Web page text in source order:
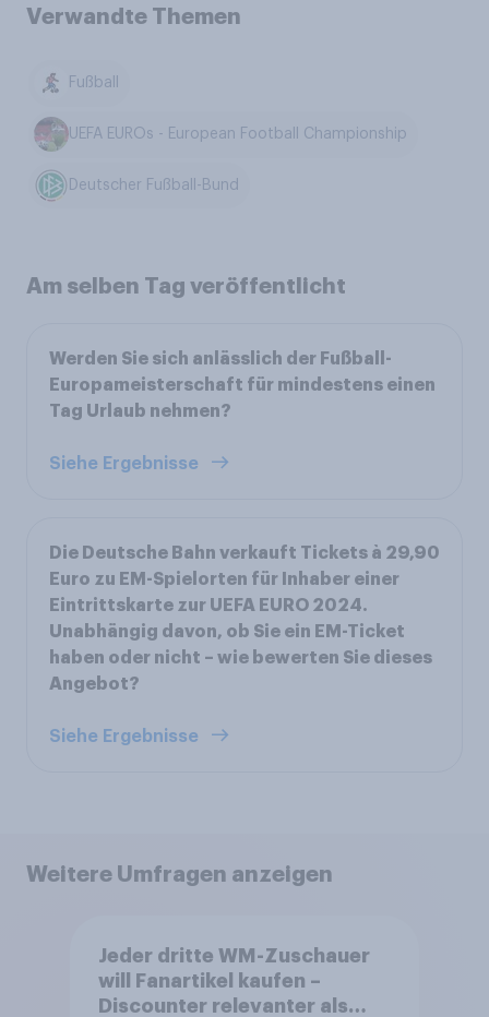
Verwandte Themen
Fußball
UEFA EUROs - European Football Championship
Deutscher Fußball-Bund
Am selben Tag veröffentlicht
Werden Sie sich anlässlich der Fußball-
Europameisterschaft für mindestens einen
Tag Urlaub nehmen?
Siehe Ergebnisse
Die Deutsche Bahn verkauft Tickets à 29,90
Euro zu EM-Spielorten für Inhaber einer
Eintrittskarte zur UEFA EURO 2024.
Unabhängig davon, ob Sie ein EM-Ticket
haben oder nicht – wie bewerten Sie dieses
Angebot?
Siehe Ergebnisse
Weitere Umfragen anzeigen
Jeder dritte WM-Zuschauer
will Fanartikel kaufen –
Discounter relevanter als